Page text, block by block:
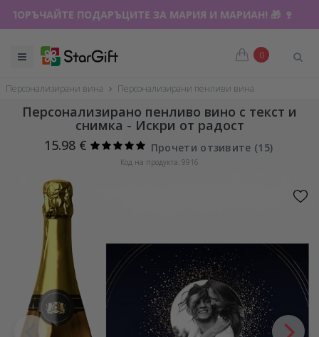
ПОРЪЧАЙТЕ ПОДАРЪЦИТЕ ЗА МАРИЯ И МАРИАН! 🎁 🍷
ЛЯТНА РАЗПРОДАЖБА 🌴 ДО -40% ОТСТЪПКА ЗА НАД
0
Персонализирани вина Персонализирани пенливи вина
Персонализирано пенливо вино с текст и
снимка - Искри от радост
15.98 €
Прочети отзивите (15)
Код на продукта: 9916